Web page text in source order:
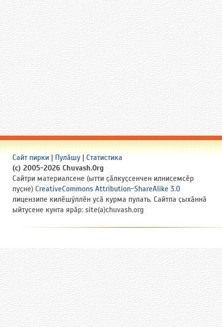
Сайт пирки | Пулӑшу | Статистика
(c) 2005-2026 Chuvash.Org
Сайтри материалсене (ытти ҫӑлкуҫсенчен илнисемсӗр
пуҫне) CreativeCommons Attribution-ShareAlike 3.0
лицензипе килӗшӳллӗн усӑ курма пулать. Сайтпа ҫыхӑннӑ
ыйтусене кунта ярӑр: site(a)chuvash.org